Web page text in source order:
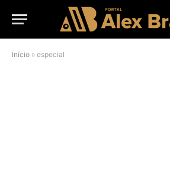
Início » especial